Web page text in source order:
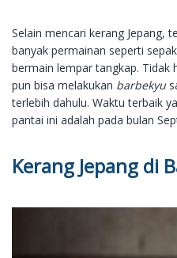
Selain mencari kerang Jepang,
banyak permainan seperti
bermain lempar tangkap.
pun bisa melakukan barbekyu
terlebih dahulu. Waktu terbaik
pantai ini adalah pada bulan
Kerang Jepang di